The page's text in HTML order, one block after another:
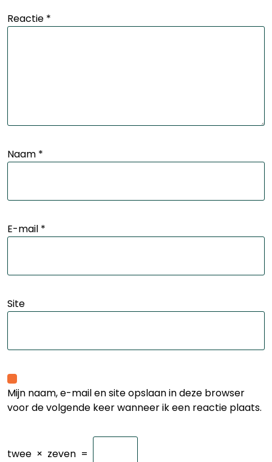
Reactie *
Naam *
E-mail *
Site
Mijn naam, e-mail en site opslaan in deze browser
voor de volgende keer wanneer ik een reactie plaats.
twee × zeven =